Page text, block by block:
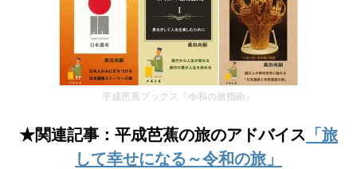
平成芭蕉ブックス『令和の旅指南』
★関連記事：平成芭蕉の旅のアドバイス 「旅
して幸せになる～令和の旅」